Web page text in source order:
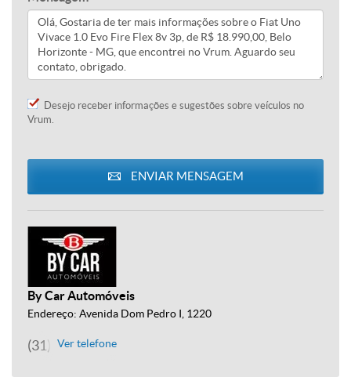
Desejo receber informações e sugestões sobre veículos no
Vrum.
ENVIAR MENSAGEM
By Car Automóveis
Endereço: Avenida Dom Pedro I, 1220
(31) 3492-5341
Ver telefone